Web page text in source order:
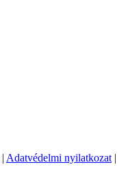
| Adatvédelmi nyilatkozat |